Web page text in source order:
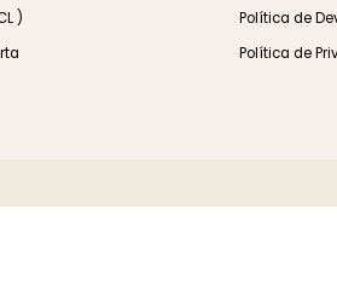
venta
y Proyectos
FCL )
puerta